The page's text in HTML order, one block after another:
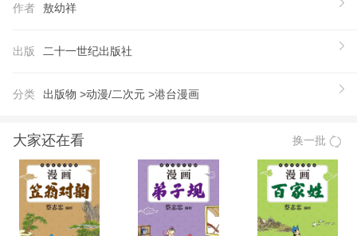
作者 敖幼祥
出版 二十一世纪出版社
分类 出版物 >动漫/二次元 >港台漫画
大家还在看 换一批